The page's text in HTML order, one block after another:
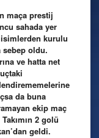
maça prestij
sahada yer
kurulu
sebep oldu.
ve hatta net
da buna
ekip maç
2 golü
geldi.